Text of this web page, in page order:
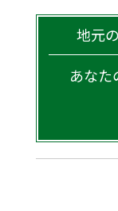
地元
あな